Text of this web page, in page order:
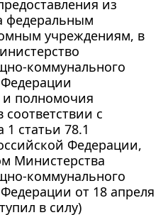
из
федеральным
учреждениям, в
коммунального
и полномочия
с
статьи 78.1
Федерации,
Министерства
коммунального
от 18 апреля
в силу)